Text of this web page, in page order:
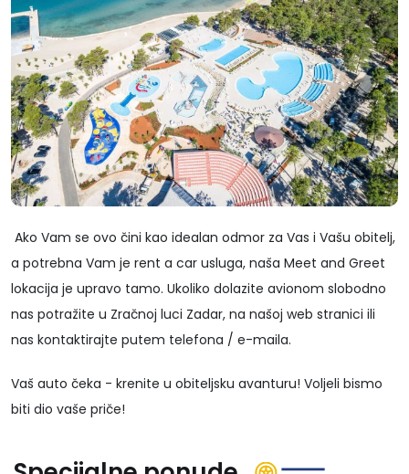
Ako Vam se ovo čini kao idealan odmor za Vas i Vašu obitelj,
a potrebna Vam je rent a car usluga, naša Meet and Greet
lokacija je upravo tamo. Ukoliko dolazite avionom slobodno
nas potražite u Zračnoj luci Zadar, na našoj web stranici ili
nas kontaktirajte putem telefona / e-maila.
Vaš auto čeka - krenite u obiteljsku avanturu! Voljeli bismo
biti dio vaše priče!